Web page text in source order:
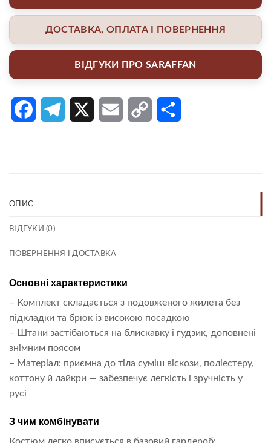
ДОСТАВКА, ОПЛАТА І ПОВЕРНЕННЯ
ВІДГУКИ ПРО SARAFFAN
FacebookTelegram Email Copy
ОПИС
ВІДГУКИ (0)
ПОВЕРНЕННЯ І ДОСТАВКА
Основні характеристики
– Комплект складається з подовженого жилета без
підкладки та брюк із високою посадкою
– Штани застібаються на блискавку і гудзик, доповнені
знімним поясом
– Матеріал: приємна до тіла суміш віскози, поліестеру,
коттону й лайкри — забезпечує легкість і зручність у
русі
З чим комбінувати